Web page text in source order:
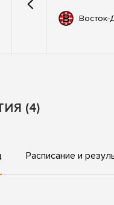
(4)
Расписание и